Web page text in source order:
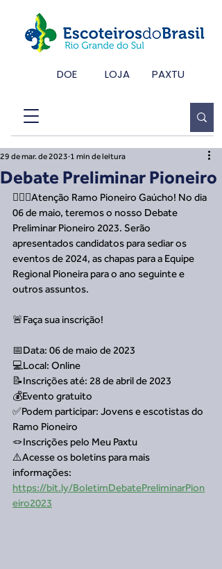
DOE LOJA PAXTU
Debate Preliminar Pioneiro
29 de mar. de 2023 1 min de leitura
🙋🏼‍♂️Atenção Ramo Pioneiro Gaúcho! No dia
06 de maio, teremos o nosso Debate
Preliminar Pioneiro 2023. Serão
apresentados candidatos para sediar os
eventos de 2024, as chapas para a Equipe
Regional Pioneira para o ano seguinte e
outros assuntos.
🚨Faça sua inscrição!
📅Data: 06 de maio de 2023
💻Local: Online
📝Inscrições até: 28 de abril de 2023
💰Evento gratuito
✅Podem participar: Jovens e escotistas do
Ramo Pioneiro
🪢Inscrições pelo Meu Paxtu
⚠️Acesse os boletins para mais
informações:
https://bit.ly/BoletimDebatePreliminarPion
eiro2023